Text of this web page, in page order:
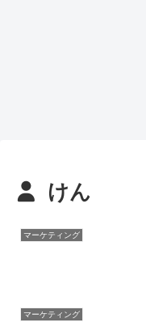
けん
マーケティング
マーケティング